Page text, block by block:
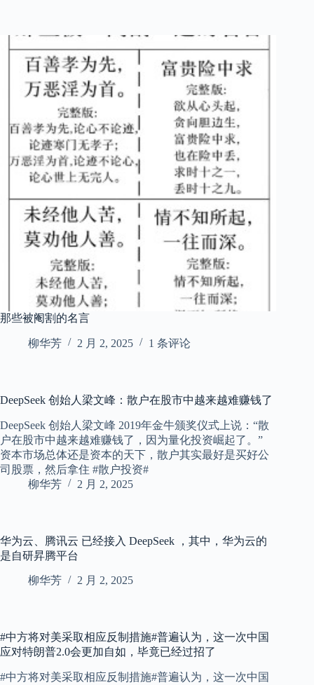
那些被阉割的名言
柳华芳 2 月 2, 2025 1 条评论
DeepSeek 创始人梁文峰：散户在股市中越来越难赚钱了
DeepSeek 创始人梁文峰 2019年金牛颁奖仪式上说：“散
户在股市中越来越难赚钱了，因为量化投资崛起了。”
资本市场总体还是资本的天下，散户其实最好是买好公
司股票，然后拿住 #散户投资# ​​​
柳华芳
2 月 2, 2025
华为云、腾讯云 已经接入 DeepSeek ，其中，华为云的
是自研昇腾平台 ​​​
柳华芳 2 月 2, 2025
#中方将对美采取相应反制措施#普遍认为，这一次中国
应对特朗普2.0会更加自如，毕竟已经过招了 ​​​
#中方将对美采取相应反制措施#普遍认为，这一次中国